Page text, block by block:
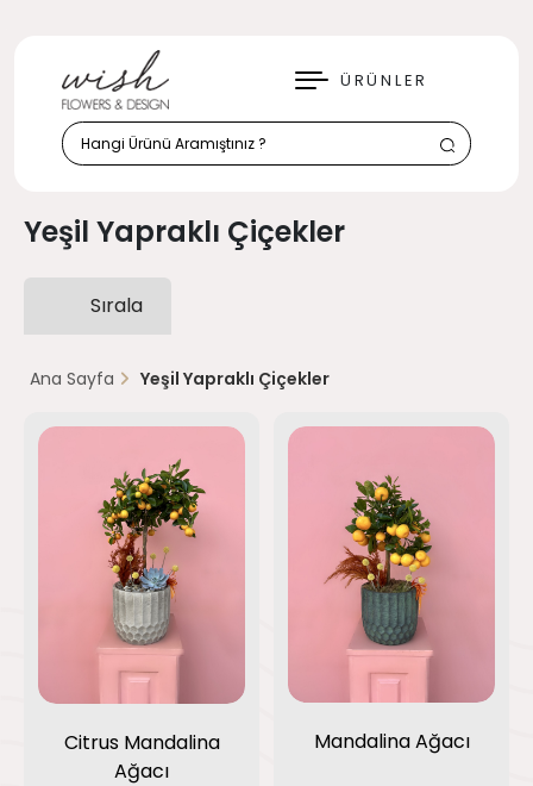
ÜRÜNLER
KAPAT
Yeşil Yapraklı Çiçekler
Sırala
Ana Sayfa Yeşil Yapraklı Çiçekler
Citrus Mandalina
Ağacı
Mandalina Ağacı